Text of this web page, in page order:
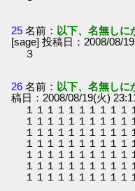
25 名前： 以下、名無しに
[sage] 投稿日：2008/08/
３
26 名前： 以下、名無しに
稿日：2008/08/19(火)
１１１１１１１１１１
１１１１１１１１１１
１１１１１１１１１１
１１１１１１１１１１
１１１１１１１１１１
１１１１１１１１１１
１１１１１１１１１１